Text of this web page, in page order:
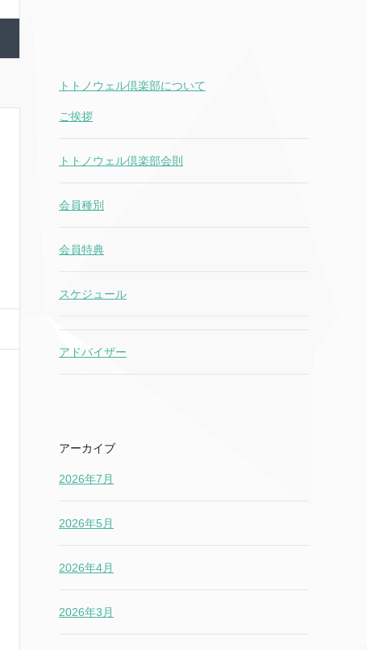
トトノウェル倶楽部について
ご挨拶
トトノウェル倶楽部会則
会員種別
会員特典
スケジュール
アドバイザー
アーカイブ
2026年7月
2026年5月
2026年4月
2026年3月